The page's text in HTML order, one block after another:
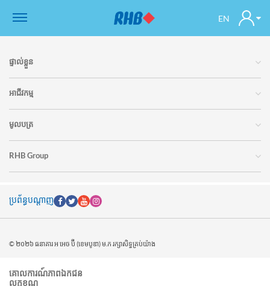
EN
ផ្ទាល់ខ្លួន
អាជីវកម្ម
មូលបត្រ
RHB Group
ប្រព័ន្ធបណ្តាញ
© ២០២៦ ធនាគារ អ អេច ប៊ី (ខេមបូឌា) ម.ក រក្សាសិទ្ធគ្រប់យ៉ាង
គោលការណ៍ភាពឯកជន
លក្ខខណ្ឌ